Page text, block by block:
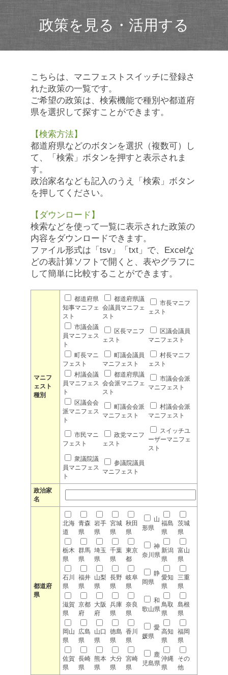
政策を見る・活用する
こちらは、マニフェストスイッチに登録さ
れた政策の一覧です。
ご希望の政策は、検索機能で種別や都道府
県を選択して探すことができます。
【検索方法】
都道府県などのボタンを選択（複数可）し
て、「検索」ボタンを押すと表示されま
す。
政治家名なども記入のうえ「検索」ボタン
を押してください。
【ダウンロード】
検索などを使って一覧に表示された政策の
内容をダウンロードできます。
ファイル形式は「tsv」「txt」で、Excelな
どの表計算ソフトで開くと、表やグラフに
して簡単に比較することができます。
マニフ
ェスト
種別
都道府県
知事マニフェ
スト
都道府県議
会議員マニフェ
スト
市長マニフ
ェスト
市議会議
員マニフェス
ト
区長マニフ
ェスト
区議会議員
マニフェスト
町長マニ
フェスト
町議会議員
マニフェスト
村長マニフ
ェスト
村議会議
員マニフェス
ト
都道府県議
会会派マニフェ
スト
市議会会派
マニフェスト
区議会会
派マニフェス
ト
町議会会派
マニフェスト
村議会会派
マニフェスト
市民マニ
フェスト
政党マニフ
ェスト
スイッチユ
ーザーマニフェ
スト
衆議院議
員マニフェス
ト
参議院議員
マニフェスト
政治家
名
都道府
県
北海
道
青森
県
岩手
県
宮城
県
秋田
県
山
形県
福島
県
茨城
県
栃木
県
群馬
県
埼玉
県
千葉
県
東京
都
神
奈川県
新潟
県
富山
県
石川
県
福井
県
山梨
県
長野
県
岐阜
県
静
岡県
愛知
県
三重
県
滋賀
県
京都
府
大阪
府
兵庫
県
奈良
県
和
歌山県
鳥取
県
島根
県
岡山
県
広島
県
山口
県
徳島
県
香川
県
愛
媛県
高知
県
福岡
県
佐賀
県
長崎
県
熊本
県
大分
県
宮崎
県
鹿
児島県
沖縄
県
その
他